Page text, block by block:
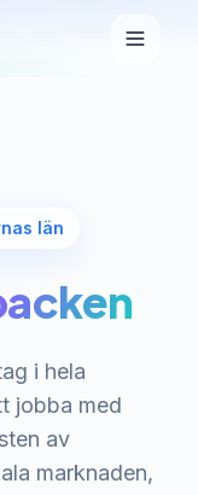
län
i hela
jobba med
av
marknaden,